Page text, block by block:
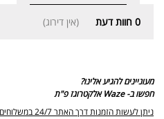
0 חוות דעת (אין דירוג)
מעוניינים להגיע אלינו?
חפשו ב- Waze אלקטרוגז פ"ת
ניתן לעשות הזמנות דרך האתר 24/7 במשלוחים לכל הארץ